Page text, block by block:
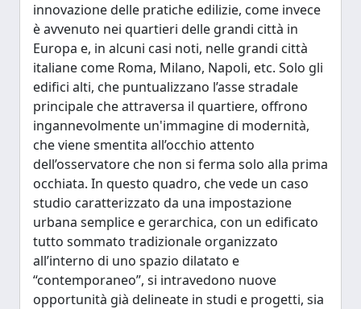
innovazione delle pratiche edilizie, come invece
è avvenuto nei quartieri delle grandi città in
Europa e, in alcuni casi noti, nelle grandi città
italiane come Roma, Milano, Napoli, etc. Solo gli
edifici alti, che puntualizzano l’asse stradale
principale che attraversa il quartiere, offrono
ingannevolmente un'immagine di modernità,
che viene smentita all’occhio attento
dell’osservatore che non si ferma solo alla prima
occhiata. In questo quadro, che vede un caso
studio caratterizzato da una impostazione
urbana semplice e gerarchica, con un edificato
tutto sommato tradizionale organizzato
all’interno di uno spazio dilatato e
“contemporaneo”, si intravedono nuove
opportunità già delineate in studi e progetti, sia